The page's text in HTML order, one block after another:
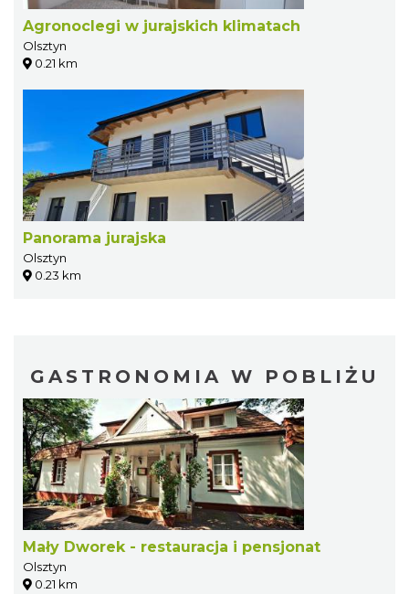
Agronoclegi w jurajskich klimatach
Olsztyn
0.21 km
Panorama jurajska
Olsztyn
0.23 km
GASTRONOMIA W POBLIŻU
Mały Dworek - restauracja i pensjonat
Olsztyn
0.21 km